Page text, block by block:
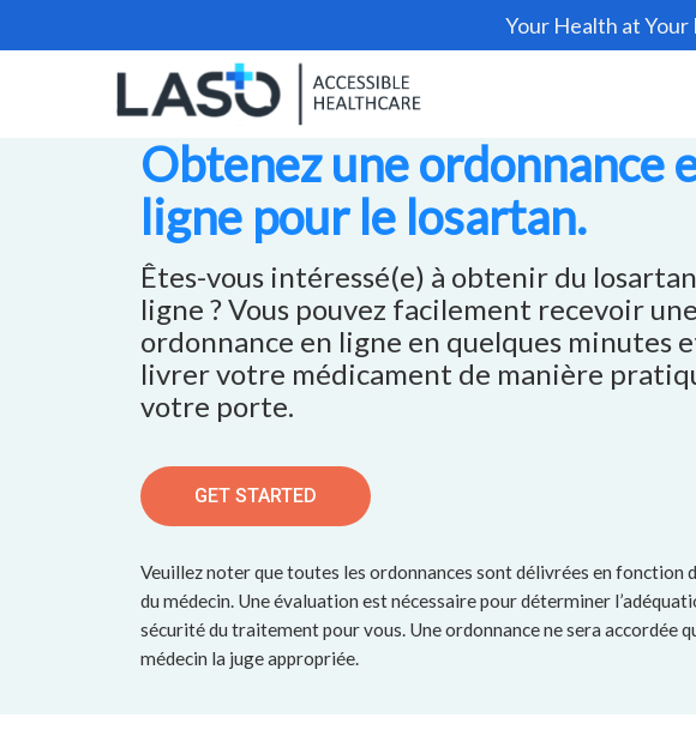
Your Health at
Obtenez une ordonnance
ligne pour le losartan.
Êtes-vous intéressé(e) à obtenir du
ligne ? Vous pouvez facilement recevoir une
ordonnance en ligne en quelques minutes
livrer votre médicament de manière
votre porte.
GET STARTED
Veuillez noter que toutes les ordonnances sont délivrées en fonction
du médecin. Une évaluation est nécessaire pour déterminer
sécurité du traitement pour vous. Une ordonnance ne sera accordée
médecin la juge appropriée.